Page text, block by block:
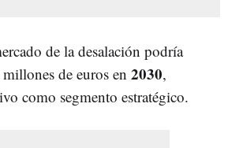
de la desalación podría
de euros en 2030,
como segmento estratégico.